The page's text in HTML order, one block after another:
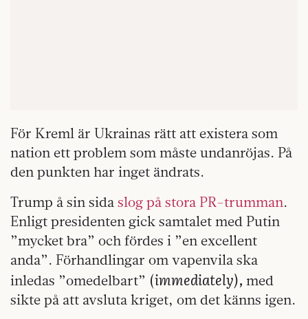
För Kreml är Ukrainas rätt att existera som
nation ett problem som måste undanröjas. På
den punkten har inget ändrats.
Trump å sin sida slog på stora PR-trumman.
Enligt presidenten gick samtalet med Putin
”mycket bra” och fördes i ”en excellent
anda”. Förhandlingar om vapenvila ska
inledas ”omedelbart” (immediately), med
sikte på att avsluta kriget, om det känns igen.